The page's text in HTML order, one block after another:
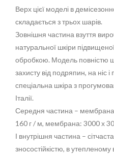
Верх цієї моделі в
складається з трьох шарів.
Зовнішня частина взуття
натуральної шкіри
обробкою. Модель повністю
захисту від подряпин, на ніс
спеціальна шкіра з
Італії.
Середня частина – мембрана,
160 г / м, мембрана: 3000 х
І внутрішня частина –
зносостійкістю, в утепленому